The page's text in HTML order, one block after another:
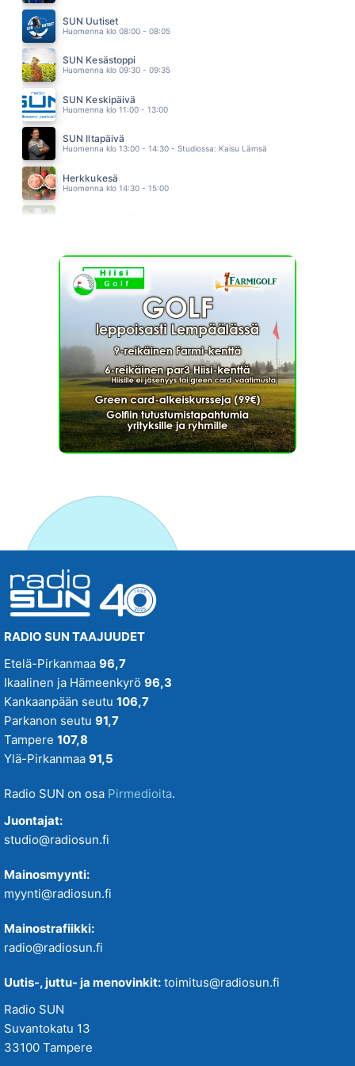
SAMULI EDELMANN
16.08
SUN Uutiset
Huomenna klo 08:00 - 08:05
SUN Kesästoppi
Huomenna klo 09:30 - 09:35
SUN Keskipäivä
Huomenna klo 11:00 - 13:00
SUN Iltapäivä
Huomenna klo 13:00 - 14:30 - Studiossa: Kaisu Lämsä
Herkkukesä
Huomenna klo 14:30 - 15:00
RADIO SUN TAAJUUDET
Etelä-Pirkanmaa 96,7
Ikaalinen ja Hämeenkyrö 96,3
Kankaanpään seutu 106,7
Parkanon seutu 91,7
Tampere 107,8
Ylä-Pirkanmaa 91,5
Radio SUN on osa Pirmedioita.
Juontajat:
studio@radiosun.fi
Mainosmyynti:
myynti@radiosun.fi
Mainostrafiikki:
radio@radiosun.fi
Uutis-, juttu- ja menovinkit: toimitus@radiosun.fi
Radio SUN
Suvantokatu 13
33100 Tampere